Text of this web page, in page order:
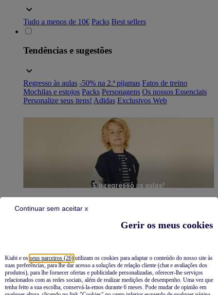
Gerir os meus cookies
Kiabi e os seus parceiros (26) utilizam os cookies para adaptar o conteúdo do nosso site às
suas preferências, para lhe dar acesso a soluções de relação cliente (chat e avaliações dos
produtos), para lhe fornecer ofertas e publicidade personalizadas, oferecer-lhe serviços
relacionados com as redes sociais, além de realizar medições de desempenho. Uma vez que
tenha feito a sua escolha, conservá-la-emos durante 6 meses. Pode mudar de opinião em
Continuar sem aceitar x
Tudo a menos de 10€ Packs Best sellers
Tendências e sugestões
Regresso às aulas -50% na 2.ª pijamas Fatos de treino
Mochilas e estojos Packs Personagens Os nossos Essenciais
Personalize seus itens! Adidas Exclusivos Web
É o regresso às aulas!
Pijamas
Novidades